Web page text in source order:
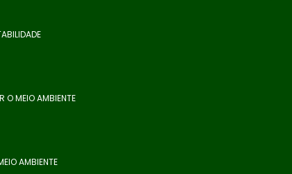
O MEIO AMBIENTE
AMBIENTE